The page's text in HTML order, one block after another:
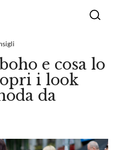
e cosa lo
i look
da